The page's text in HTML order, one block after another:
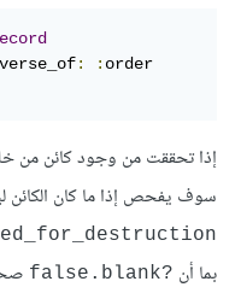
: : order
إذا تحققت من وجود كائن من
سوف يفحص إذا ما كان الكائن
بما أن ?false.blank